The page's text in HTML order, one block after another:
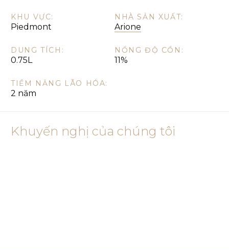
KHU VỰC:
Piedmont
NHÀ SẢN XUẤT:
Arione
DUNG TÍCH:
0.75L
NỒNG ĐỘ CỒN:
11%
TIỀM NĂNG LÃO HÓA:
2 năm
Khuyến nghị của chúng tôi